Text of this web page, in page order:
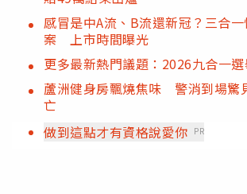
感冒是中A流、B流還新冠？三合
案 上市時間曝光
更多最新熱門議題：2026九合一
蘆洲健身房飄燒焦味 警消到場驚
亡
做到這點才有資格說愛你 PR